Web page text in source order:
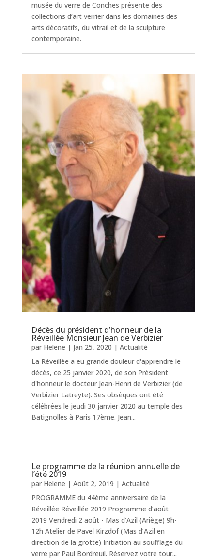
musée du verre de Conches présente des
collections d’art verrier dans les domaines des
arts décoratifs, du vitrail et de la sculpture
contemporaine.
Décès du président d’honneur de la
Réveillée Monsieur Jean de Verbizier
par Helene | Jan 25, 2020 | Actualité
La Réveillée a eu grande douleur d'apprendre le
décès, ce 25 janvier 2020, de son Président
d'honneur le docteur Jean-Henri de Verbizier (de
Verbizier Latreyte). Ses obsèques ont été
célébrées le jeudi 30 janvier 2020 au temple des
Batignolles à Paris 17ème. Jean...
Le programme de la réunion annuelle de
l’été 2019
par Helene | Août 2, 2019 | Actualité
PROGRAMME du 44ème anniversaire de la
Réveillée Réveillée 2019 Programme d’août
2019 Vendredi 2 août - Mas d’Azil (Ariège) 9h-
12h Atelier de Pavel Kirzdof (Mas d’Azil en
direction de la grotte) Initiation au soufflage du
verre par Paul Bordreuil. Réservez votre tour...